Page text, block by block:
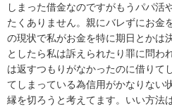
しまった借金なのですがもうパパ活
たくありません。親にバレずにお金
の現状で私がお金を特に期日とかは
としたら私は訴えられたり罪に問わ
は返すつもりがなかったのに借りて
てしまっている為信用がかなりない
縁を切ろうと考えてます。いい方法